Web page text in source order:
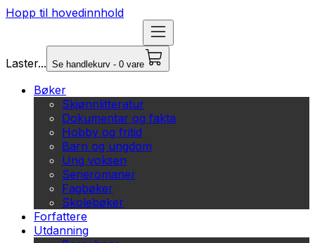
Hopp til hovedinnhold
Laster... Se handlekurv - 0 vare
Bøker
Skjønnlitteratur
Dokumentar og fakta
Hobby og fritid
Barn og ungdom
Ung voksen
Serieromaner
Fagbøker
Skolebøker
Forfattere
Utdanning